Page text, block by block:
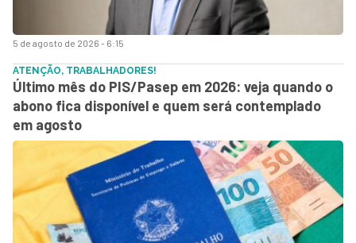
5 de agosto de 2026 - 6:15
ATENÇÃO, TRABALHADORES!
Último mês do PIS/Pasep em 2026: veja quando o
abono fica disponível e quem será contemplado
em agosto